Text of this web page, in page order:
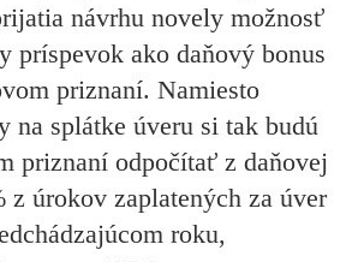
návrhu novely možnosť
príspevok ako daňový bonus
priznaní. Namiesto
na splátke úveru si tak budú
priznaní odpočítať z daňovej
z úrokov zaplatených za úver
roku,